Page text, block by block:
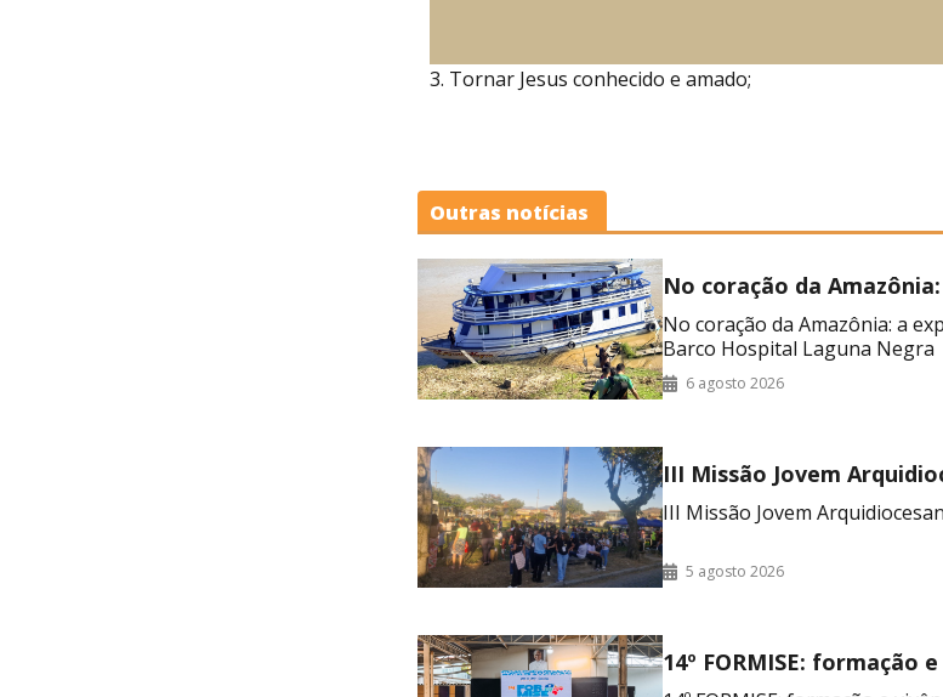
3. Tornar Jesus conhecido e amado;
Outras notícias
No coração da
missionária no Barco
No coração da Amazônia: a
Barco Hospital Laguna Negra
6 agosto 2026
III Missão Jovem
no RJ
III Missão Jovem
5 agosto 2026
14º FORMISE: formação
seminaristas